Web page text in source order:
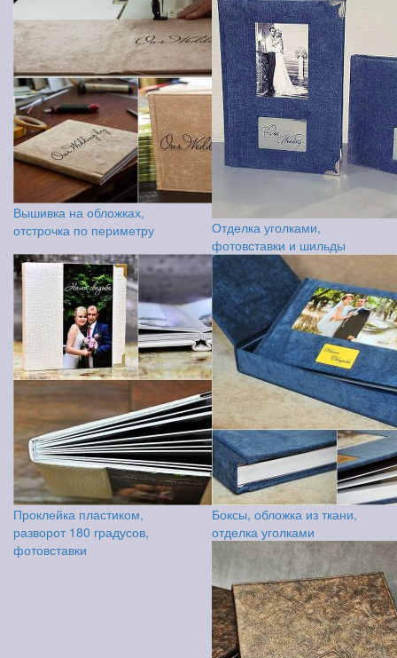
Вышивка на обложках,
отстрочка по периметру
Отделка уголками,
фотовставки и шильды
Проклейка пластиком,
разворот 180 градусов,
фотовставки
Боксы, обложка из ткани,
отделка уголками